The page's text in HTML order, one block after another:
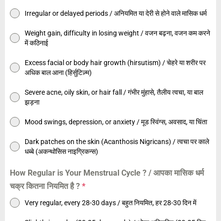
Irregular or delayed periods / अनियमित या देरी से होने वाले मासिक धर्म
Weight gain, difficulty in losing weight / वजन बढ़ना, वजन कम करने
में कठिनाई
Excess facial or body hair growth (hirsutism) / चेहरे या शरीर पर
अधिक बाल आना (हिर्सुटिज़्म)
Severe acne, oily skin, or hair fall / गंभीर मुंहासे, तैलीय त्वचा, या बाल
झड़ना
Mood swings, depression, or anxiety / मूड स्विंग्स, अवसाद, या चिंता
Dark patches on the skin (Acanthosis Nigricans) / त्वचा पर काले
धब्बे (अकन्थोसिस नाइग्रिकन्स)
How Regular is Your Menstrual Cycle ? / आपका मासिक धर्म
चक्र कितना नियमित है ? *
Very regular, every 28-30 days / बहुत नियमित, हर 28-30 दिन में